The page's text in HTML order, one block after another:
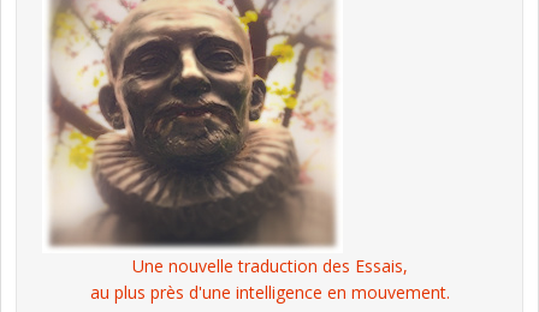
Une nouvelle traduction des Essais,
au plus près d'une intelligence en mouvement.